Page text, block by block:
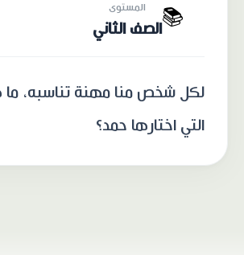
📚 المستوى
الصف الثاني
لكل شخص منا مهنة تناسبه، ما
التي اختارها حمد؟